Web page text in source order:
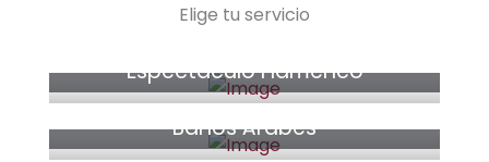
Elige tu servicio
Espectáculo Flamenco
desde 39€
Baños Árabes
46€